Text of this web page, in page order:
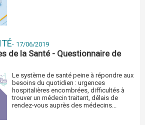
- 17/06/2019
de la Santé - Questionnaire de
Le système de santé peine à répondre aux
besoins du quotidien : urgences
hospitalières encombrées, difficultés à
trouver un médecin traitant, délais de
rendez-vous auprès des médecins...